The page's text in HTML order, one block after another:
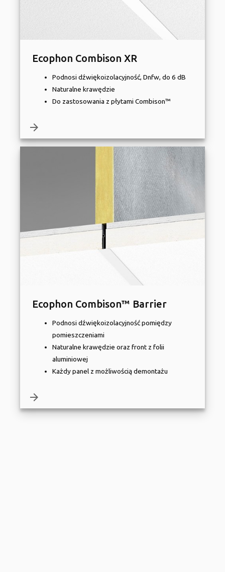
Ecophon Combison XR
Podnosi dźwiękoizolacyjność, Dnfw, do 6 dB
Naturalne krawędzie
Do zastosowania z płytami Combison™
arrow_forward
Ecophon Combison™ Barrier
Podnosi dźwiękoizolacyjność pomiędzy
pomieszczeniami
Naturalne krawędzie oraz front z folii
aluminiowej
Każdy panel z możliwością demontażu
arrow_forward